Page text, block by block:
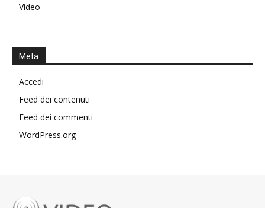
Video
Meta
Accedi
Feed dei contenuti
Feed dei commenti
WordPress.org